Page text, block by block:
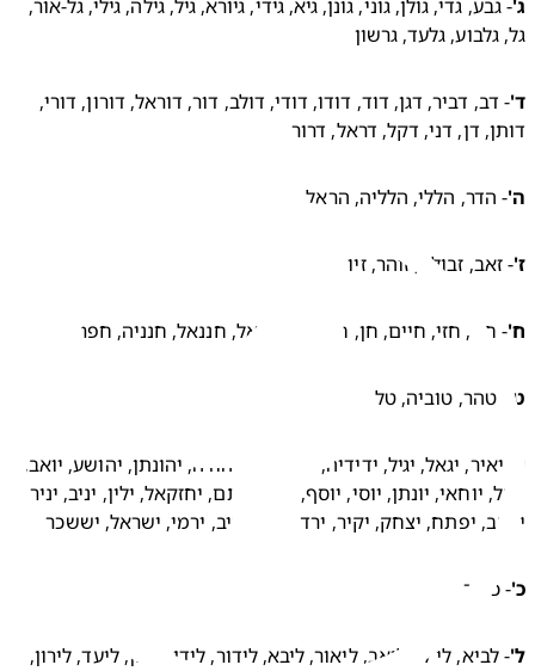
- גבע, גדי, גולן, גוני, גונן, גיא, גידי, גיורא, גיל, גילה, גילי, גל-אור,
גלעד, גרשון
- דב, דביר, דגן, דוד, דודו, דודי, דולב, דור, דוראל, דורון, דורי,
דן, דני, דקל, דראל, דרור
הדר, הללי, הלליה, הראל
זבולון, זוהר, זיו
חגי, חזי, חיים, חן, חן, חני, חניאל, חננאל, חנניה, חפר
טהר, טוביה, טל
- יאיר, יגאל, יגיל, ידידיה, ידין, יהב, יהודה, יהונתן, יהושע, יואב,
יפתח, יצחק, יקיר, ירדן, ירון, יריב, ירמי, ישראל, יששכר
- לביא, לי לי, ליאב, ליאור, ליבא, לידור, לידן, ליחן, ליעד, לירון,